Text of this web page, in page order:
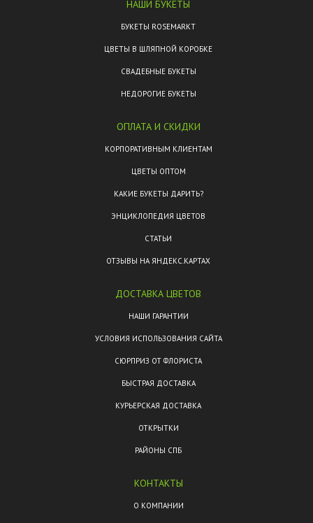
НАШИ БУКЕТЫ
БУКЕТЫ ROSEMARKT
ЦВЕТЫ В ШЛЯПНОЙ КОРОБКЕ
СВАДЕБНЫЕ БУКЕТЫ
НЕДОРОГИЕ БУКЕТЫ
ОПЛАТА И СКИДКИ
КОРПОРАТИВНЫМ КЛИЕНТАМ
ЦВЕТЫ ОПТОМ
КАКИЕ БУКЕТЫ ДАРИТЬ?
ЭНЦИКЛОПЕДИЯ ЦВЕТОВ
СТАТЬИ
ОТЗЫВЫ НА ЯНДЕКС.КАРТАХ
ДОСТАВКА ЦВЕТОВ
НАШИ ГАРАНТИИ
УСЛОВИЯ ИСПОЛЬЗОВАНИЯ САЙТА
СЮРПРИЗ ОТ ФЛОРИСТА
БЫСТРАЯ ДОСТАВКА
КУРЬЕРСКАЯ ДОСТАВКА
ОТКРЫТКИ
РАЙОНЫ СПБ
КОНТАКТЫ
О КОМПАНИИ